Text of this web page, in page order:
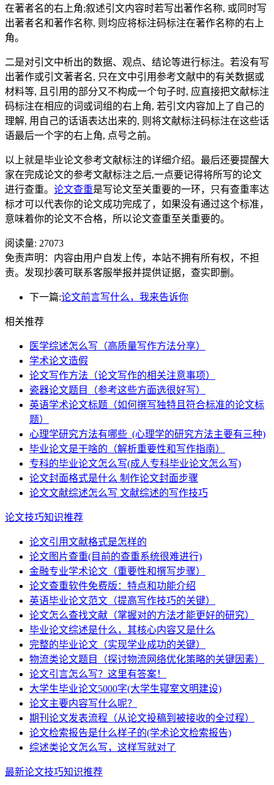
在著者名的右上角;叙述引文内容时若写出著作名称, 或同时写
出著者名和著作名称, 则均应将标注码标注在著作名称的右上
角。
二是对引文中析出的数据、观点、结论等进行标注。若没有写
出著作或引文著者名, 只在文中引用参考文献中的有关数据或
材料等, 且引用的部分又不构成一个句子时, 应直接把文献标注
码标注在相应的词或词组的右上角, 若引文内容加上了自己的
理解, 用自己的话语表达出来的, 则将文献标注码标注在这些话
语最后一个字的右上角, 点号之前。
以上就是毕业论文参考文献标注的详细介绍。最后还要提醒大
家在完成论文的参考文献标注之后,一点要记得将所写的论文
进行查重。 论文查重是写论文至关重要的一环，只有查重率达
标才可以代表你的论文成功完成了，如果没有通过这个标准，
意味着你的论文不合格，所以论文查重至关重要的。
阅读量: 27073
免责声明：内容由用户自发上传，本站不拥有所有权，不担
责。发现抄袭可联系客服举报并提供证据，查实即删。
下一篇:论文前言写什么，我来告诉你
相关推荐
医学综述怎么写（高质量写作方法分享）
学术论文造假
论文写作方法（论文写作的相关注意事项）
瓷器论文题目（参考这些方面选很好写）
英语学术论文标题（如何撰写独特且符合标准的论文标
题）
心理学研究方法有哪些_(心理学的研究方法主要有三种)
毕业论文是干啥的（解析重要性和写作指南）
专科的毕业论文怎么写(成人专科毕业论文怎么写)
论文封面格式是什么 制作论文封面步骤
论文文献综述怎么写 文献综述的写作技巧
论文技巧知识推荐
论文引用文献格式是怎样的
论文图片查重(目前的查重系统很难进行)
金融专业学术论文（重要性和撰写步骤）
论文查重软件免费版：特点和功能介绍
英语毕业论文范文（提高写作技巧的关键）
论文怎么查找文献（掌握对的方法才能更好的研究）
毕业论文综述是什么，其核心内容又是什么
完整的毕业论文（实现学业成功的关键）
物流类论文题目（探讨物流网络优化策略的关键因素）
论文引言怎么写？这里有答案！
大学生毕业论文5000字(大学生寝室文明建设)
论文主要内容写什么呢？
期刊论文发表流程（从论文投稿到被接收的全过程）
论文检索报告是什么样子的(学术论文检索报告)
综述类论文怎么写，这样写就对了
最新论文技巧知识推荐